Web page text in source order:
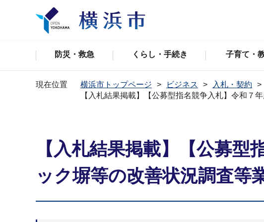
防災・救急 くらし・手続き 子育て・
現在位置 横浜市トップページ ビジネス 入札・契約
【入札結果掲載】【公募型指名競争入札】令和７
【入札結果掲載】【公募
ック塀等の改善状況調査等